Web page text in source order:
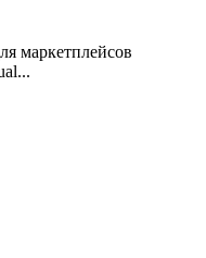
маркетплейсов